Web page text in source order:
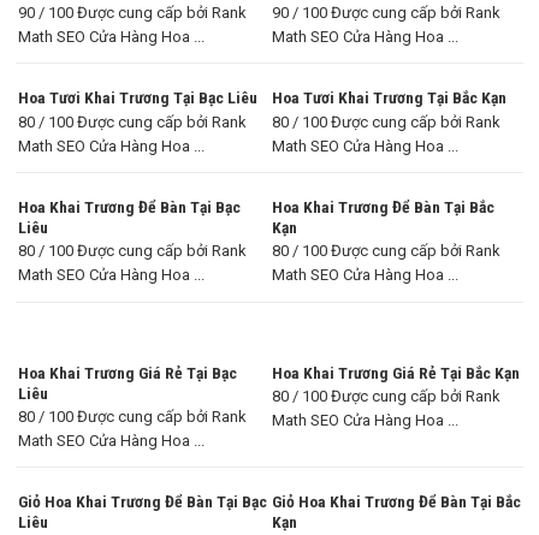
90 / 100 Được cung cấp bởi Rank
Math SEO Cửa Hàng Hoa ...
90 / 100 Được cung cấp bởi Rank
Math SEO Cửa Hàng Hoa ...
Hoa Tươi Khai Trương Tại Bạc Liêu
80 / 100 Được cung cấp bởi Rank
Math SEO Cửa Hàng Hoa ...
Hoa Tươi Khai Trương Tại Bắc Kạn
80 / 100 Được cung cấp bởi Rank
Math SEO Cửa Hàng Hoa ...
Hoa Khai Trương Để Bàn Tại Bạc
Liêu
80 / 100 Được cung cấp bởi Rank
Math SEO Cửa Hàng Hoa ...
Hoa Khai Trương Để Bàn Tại Bắc
Kạn
80 / 100 Được cung cấp bởi Rank
Math SEO Cửa Hàng Hoa ...
Hoa Khai Trương Giá Rẻ Tại Bạc
Liêu
80 / 100 Được cung cấp bởi Rank
Math SEO Cửa Hàng Hoa ...
Hoa Khai Trương Giá Rẻ Tại Bắc Kạn
80 / 100 Được cung cấp bởi Rank
Math SEO Cửa Hàng Hoa ...
Giỏ Hoa Khai Trương Để Bàn Tại Bạc
Liêu
Giỏ Hoa Khai Trương Để Bàn Tại Bắc
Kạn